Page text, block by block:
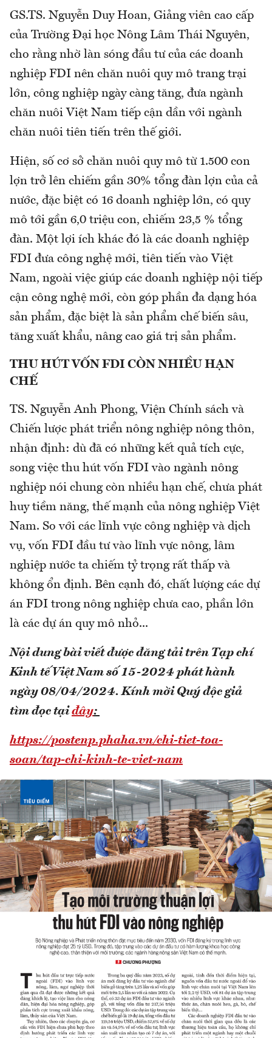
GS.TS. Nguyễn Duy Hoan, Giảng viên cao cấp
của Trường Đại học Nông Lâm Thái Nguyên,
cho rằng nhờ làn sóng đầu tư của các doanh
nghiệp FDI nên chăn nuôi quy mô trang trại
lớn, công nghiệp ngày càng tăng, đưa ngành
chăn nuôi Việt Nam tiếp cận dần với ngành
chăn nuôi tiên tiến trên thế giới.
Hiện, số cơ sở chăn nuôi quy mô từ 1.500 con
lợn trở lên chiếm gần 30% tổng đàn lợn của cả
nước, đặc biệt có 16 doanh nghiệp lớn, có quy
mô tới gần 6,0 triệu con, chiếm 23,5 % tổng
đàn. Một lợi ích khác đó là các doanh nghiệp
FDI đưa công nghệ mới, tiên tiến vào Việt
Nam, ngoài việc giúp các doanh nghiệp nội tiếp
cận công nghệ mới, còn góp phần đa dạng hóa
sản phẩm, đặc biệt là sản phẩm chế biến sâu,
tăng xuất khẩu, nâng cao giá trị sản phẩm.
THU HÚT VỐN FDI CÒN NHIỀU HẠN
CHẾ
TS. Nguyễn Anh Phong, Viện Chính sách và
Chiến lược phát triển nông nghiệp nông thôn,
nhận định: dù đã có những kết quả tích cực,
song việc thu hút vốn FDI vào ngành nông
nghiệp nói chung còn nhiều hạn chế, chưa phát
huy tiềm năng, thế mạnh của nông nghiệp Việt
Nam. So với các lĩnh vực công nghiệp và dịch
vụ, vốn FDI đầu tư vào lĩnh vực nông, lâm
nghiệp nước ta chiếm tỷ trọng rất thấp và
không ổn định. Bên cạnh đó, chất lượng các dự
án FDI trong nông nghiệp chưa cao, phần lớn
là các dự án quy mô nhỏ...
Nội dung bài viết được đăng tải trên Tạp chí
Kinh tế Việt Nam số 15-2024 phát hành
ngày 08/04/2024.Kính mời Quý độc giả
tìm đọc tại đây:
https://postenp.phaha.vn/chi-tiet-toa-
soan/tap-chi-kinh-te-viet-nam